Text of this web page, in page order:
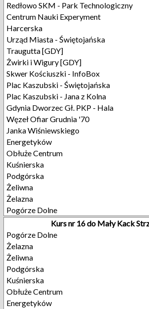
Redłowo SKM - Park Technologiczny
Centrum Nauki Experyment
Harcerska
Urząd Miasta - Świętojańska
Traugutta [GDY]
Żwirki i Wigury [GDY]
Skwer Kościuszki - InfoBox
Plac Kaszubski - Świętojańska
Plac Kaszubski - Jana z Kolna
Gdynia Dworzec Gł. PKP - Hala
Węzeł Ofiar Grudnia '70
Janka Wiśniewskiego
Energetyków
Obłuże Centrum
Kuśnierska
Podgórska
Żeliwna
Żelazna
Pogórze Dolne
Kurs nr 16 do Mały Kack
Pogórze Dolne
Żelazna
Żeliwna
Podgórska
Kuśnierska
Obłuże Centrum
Energetyków